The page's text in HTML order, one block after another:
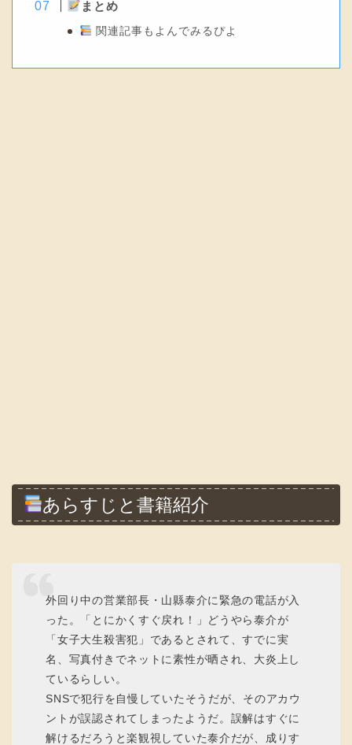
まとめ
関連記事もよんでみるぴよ
あらすじと書籍紹介
外回り中の営業部長・山縣泰介に緊急の電話が入
った。「とにかくすぐ戻れ！」どうやら泰介が
「女子大生殺害犯」であるとされて、すでに実
名、写真付きでネットに素性が晒され、大炎上し
ているらしい。
SNSで犯行を自慢していたそうだが、そのアカウ
ントが誤認されてしまったようだ。誤解はすぐに
解けるだろうと楽観視していた泰介だが、成りす